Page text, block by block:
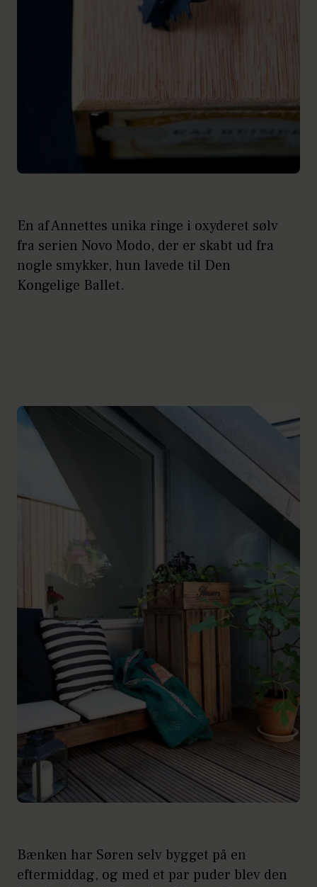
En af Annettes unika ringe i oxyderet sølv
fra serien Novo Modo, der er skabt ud fra
nogle smykker, hun lavede til Den
Kongelige Ballet.
Bænken har Søren selv bygget på en
eftermiddag, og med et par puder blev den